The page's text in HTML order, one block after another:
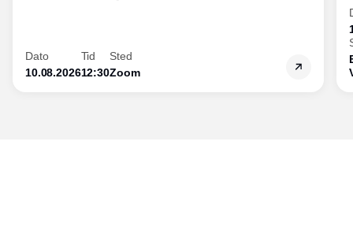
inden for bæredygtig forretningsudvikling - så du
skaber værdi for både samfund og bundlinje.
Dato
10.08.2026
Tid
12:30
Sted
Zoom